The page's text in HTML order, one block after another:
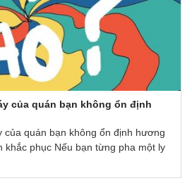
của quán bạn không ổn định
của quán bạn không ổn định hương
khắc phục Nếu bạn từng pha một ly